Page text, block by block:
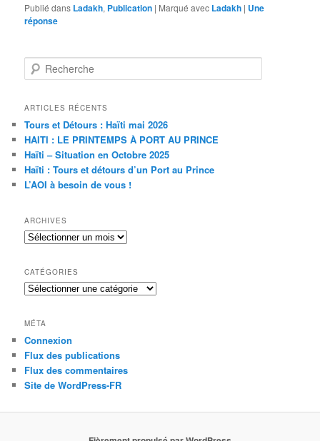
Publié dans Ladakh, Publication | Marqué avec Ladakh | Une
réponse
e
h
r
c
h
e
ARTICLES RÉCENTS
Tours et Détours : Haïti mai 2026
HAITI : LE PRINTEMPS À PORT AU PRINCE
Haïti – Situation en Octobre 2025
Haïti : Tours et détours d’un Port au Prince
L’AOI à besoin de vous !
ARCHIVES
Archives
CATÉGORIES
Catégories
MÉTA
Connexion
Flux des publications
Flux des commentaires
Site de WordPress-FR